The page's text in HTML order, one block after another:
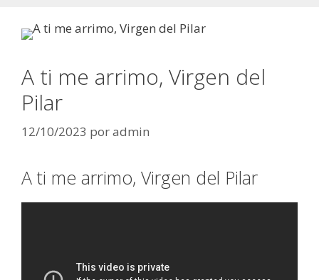
A ti me arrimo, Virgen del
Pilar
12/10/2023 poradmin
A ti me arrimo, Virgen del Pilar